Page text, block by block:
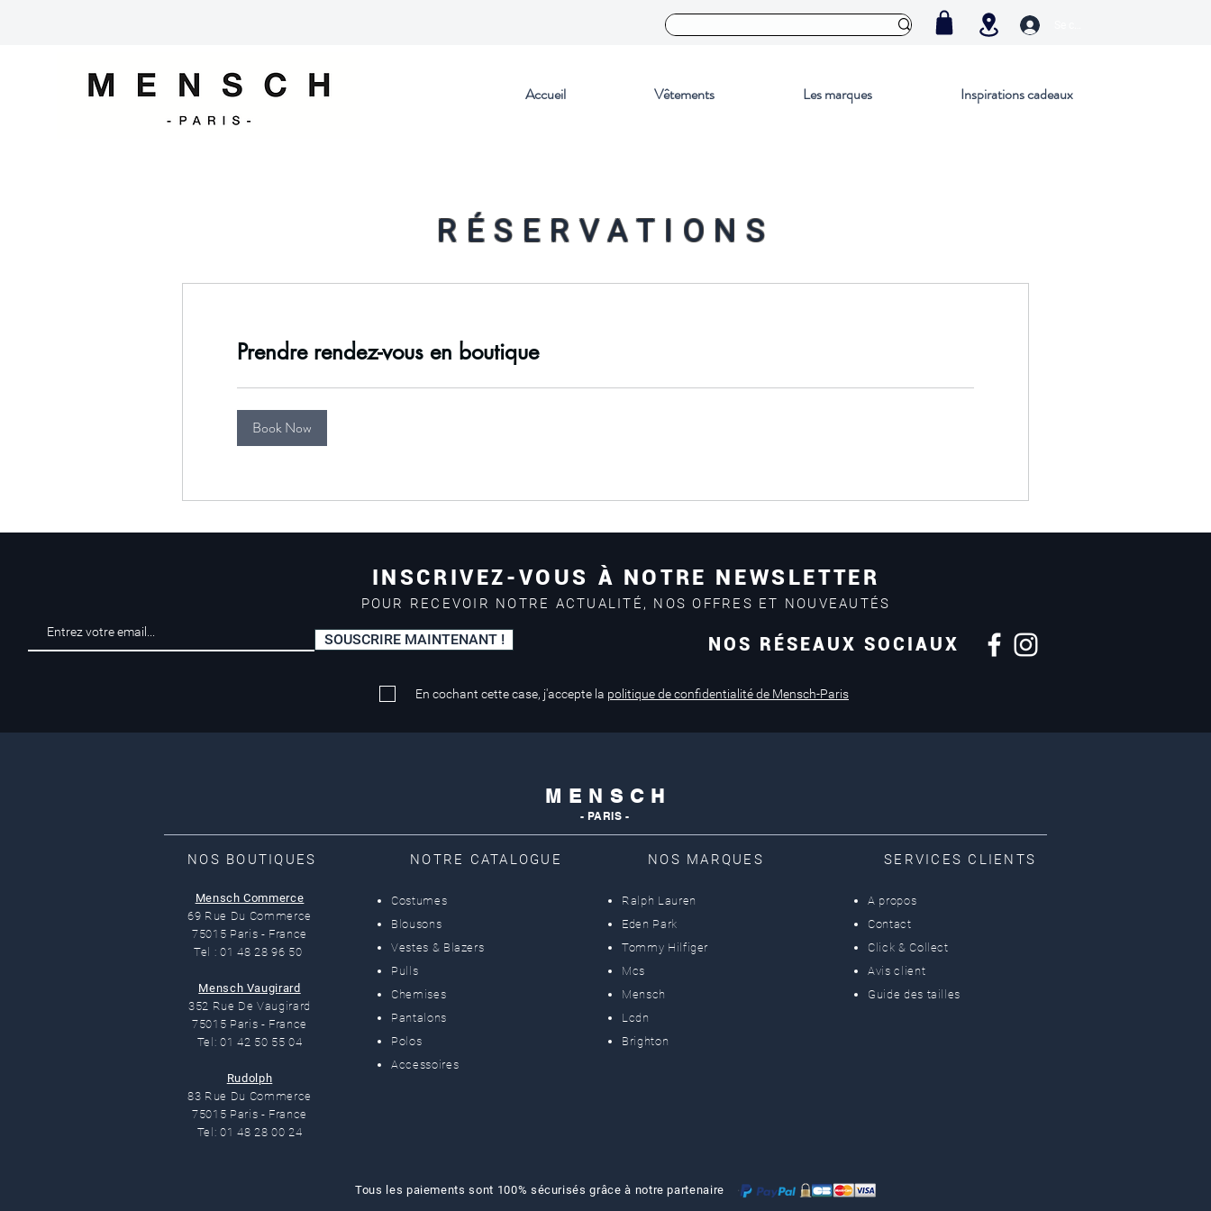
Accueil Vêtements Les marques Inspirations cadeaux
RÉSERVATIONS
Prendre rendez-vous en boutique
Book Now
INSCRIVEZ-VOUS À NOTRE NEWSLETTER
POUR RECEVOIR NOTRE ACTUALITÉ, NOS OFFRES ET NOUVEAUTÉS
SOUSCRIRE MAINTENANT ! NOS RÉSEAUX SOCIAUX
En cochant cette case, j'accepte la politique de confidentialité de Mensch-Paris
M E N S C H
- PARIS -
NOS BOUTIQUES
Mensch Commerce
69 Rue Du Commerce
75015 Paris - France
Tel : 01 48 28 96 50
Mensch Vaugirard
352 Rue De Vaugirard
75015 Paris - France
Tel: 01 42 50 55 04
Rudolph
83 Rue Du Commerce
75015 Paris - France
Tel: 01 48 28 00 24
NOTRE CATALOGUE
Costumes
Blousons
Vestes & Blazers
Pulls
Chemises
Pantalons
Polos
Accessoires
NOS MARQUES
Ralph Lauren
Eden Park
Tommy Hilfiger
Mcs
Mensch
Lcdn
Brighton
SERVICES CLIENTS
A propos
Contact
Click & Collect
Avis client
Guide des tailles
Tous les paiements sont 100% sécurisés grâce à notre partenaire